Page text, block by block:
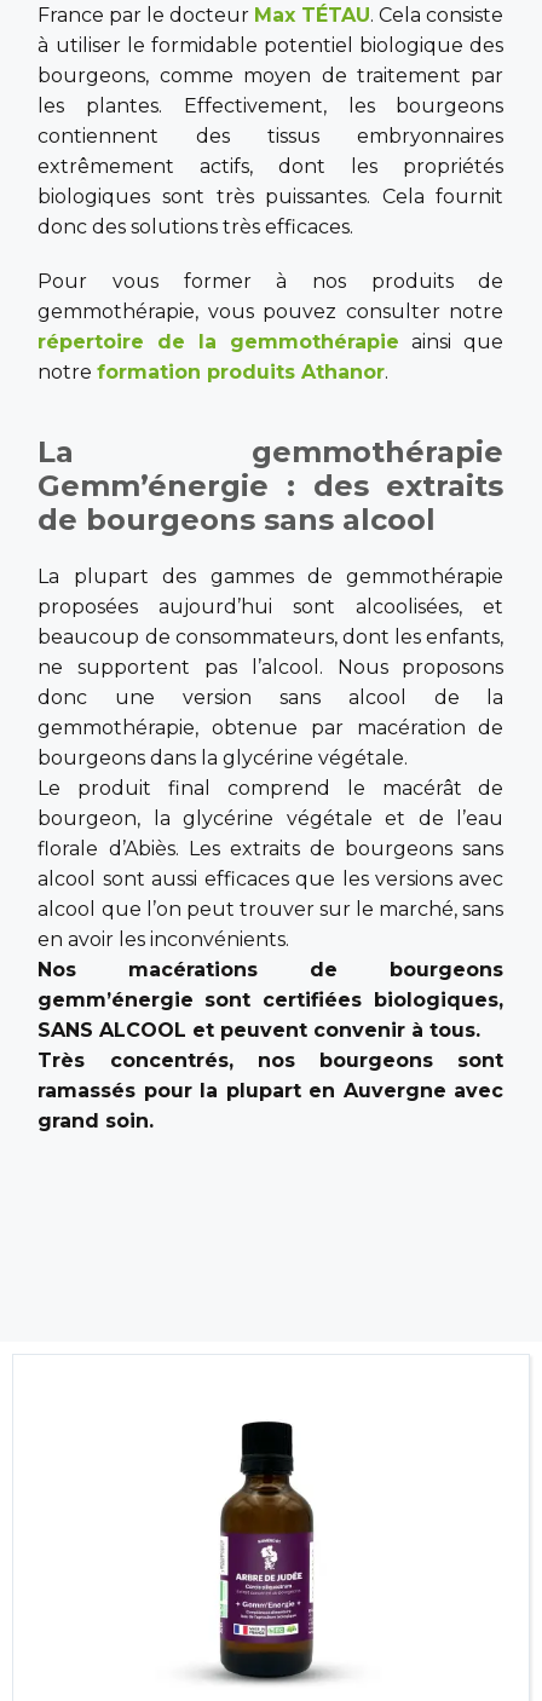
France par le docteur Max TÉTAU. Cela consiste
à utiliser le formidable potentiel biologique des
bourgeons, comme moyen de traitement par
les plantes. Effectivement, les bourgeons
contiennent des tissus embryonnaires
extrêmement actifs, dont les propriétés
biologiques sont très puissantes. Cela fournit
donc des solutions très efficaces.
Pour vous former à nos produits de
gemmothérapie, vous pouvez consulter notre
répertoire de la gemmothérapie ainsi que
notreformation produits Athanor.
La gemmothérapie
Gemm’énergie : des extraits
de bourgeons sans alcool
La plupart des gammes de gemmothérapie
proposées aujourd’hui sont alcoolisées, et
beaucoup de consommateurs, dont les enfants,
ne supportent pas l’alcool. Nous proposons
donc une version sans alcool de la
gemmothérapie, obtenue par macération de
bourgeons dans la glycérine végétale.
Le produit final comprend le macérât de
bourgeon, la glycérine végétale et de l’eau
florale d’Abiès. Les extraits de bourgeons sans
alcool sont aussi efficaces que les versions avec
alcool que l’on peut trouver sur le marché, sans
en avoir les inconvénients.
Nos macérations de bourgeons
gemm’énergie sont certifiées biologiques,
SANS ALCOOL et peuvent convenir à tous.
Très concentrés, nos bourgeons sont
ramassés pour la plupart en Auvergne avec
grand soin.